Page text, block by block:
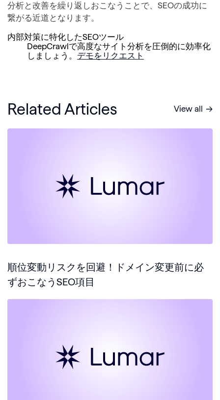
分析と改善を繰り返しおこなうことで、SEOの成功に
繋がる近道となります。
内部対策に特化したSEOツール
DeepCrawlで高度なサイト分析を圧倒的に効率化
しましょう。 デモをリクエスト
Related Articles View all
順位変動リスクを回避！ドメイン変更前に必
ずおこなうSEO項目